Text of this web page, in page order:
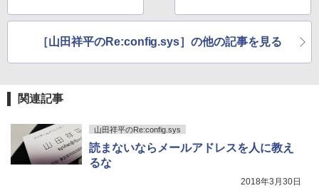
FHD ポータブルモニター IPS液晶パネル
h/PS3/PS4/PS5/Xbox One/PC/スマホ/U
類】タッチ/ケース付き/4Kタイプ
5
【楽天1位！保護レザーケース付き】【タ
ッチ選択】 モバイルモニター 15.6インチ
高画質 デュアルモニター サブモニター
スター・ウォーズ／マンダロリアン公式
ビジュアルガイド [ パブロ・ヒダルゴ ]
学/WEB会議(ホワイト)
￥1,964
￥2,980
コカ・コーラ やかんの麦茶 from 爽健美茶 ラ
クスDIGITAL)
［山田祥平のRe:config.sys］の他の記事を見る
関連記事
山田祥平のRe:config.sys
読まないならメールアドレスを人に教え
るな
2018年3月30日